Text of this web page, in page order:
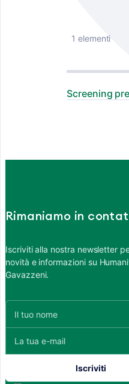
1 elementi
Screening
Rimaniamo in
Iscriviti alla nostra newsletter
novità e informazioni su
Gavazzeni.